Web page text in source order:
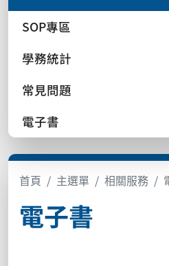
SOP專區
學務統計
常見問題
電子書
首頁 主選單 相關服務
電子書